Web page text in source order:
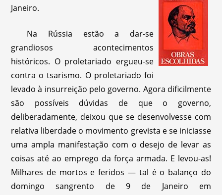
Janeiro.
Na Rússia estão a dar-se
grandiosos acontecimentos
históricos. O proletariado ergueu-se
contra o tsarismo. O proletariado foi
levado à insurreição pelo governo. Agora dificilmente
são possíveis dúvidas de que o governo,
deliberadamente, deixou que se desenvolvesse com
relativa liberdade o movimento grevista e se iniciasse
uma ampla manifestação com o desejo de levar as
coisas até ao emprego da força armada. E levou-as!
Milhares de mortos e feridos — tal é o balanço do
domingo sangrento de 9 de Janeiro em